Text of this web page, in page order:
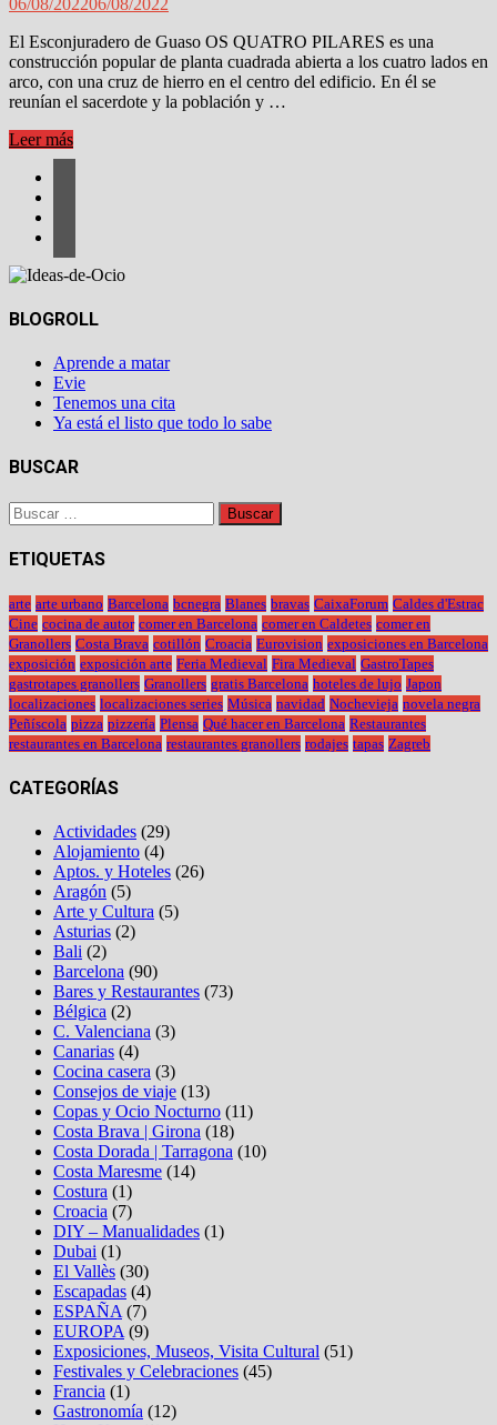
El Esconjuradero de Guaso OS QUATRO PILARES es una
construcción popular de planta cuadrada abierta a los cuatro lados en
arco, con una cruz de hierro en el centro del edificio. En él se
reunían el sacerdote y la población y …
ESCONJURADERO
GUASO
QUATRO
PILARES
Leer más
BLOGROLL
Aprende a matar
Evie
Tenemos una cita
Ya está el listo que todo lo sabe
BUSCAR
Buscar:
ETIQUETAS
arte arte urbano Barcelona bcnegra Blanes bravas CaixaForum Caldes d'Estrac
Cine cocina de autor comer en Barcelona comer en Caldetes comer en
Granollers Costa Brava cotillón Croacia Eurovision exposiciones en Barcelona
exposición exposición arte Feria Medieval Fira Medieval GastroTapes
gastrotapes granollers Granollers gratis Barcelona hoteles de lujo Japon
localizaciones localizaciones series Música navidad Nochevieja novela negra
Peñíscola pizza pizzería Plensa Qué hacer en Barcelona Restaurantes
restaurantes en Barcelona restaurantes granollers rodajes tapas Zagreb
CATEGORÍAS
Actividades (29)
Alojamiento (4)
Aptos. y Hoteles (26)
Aragón (5)
Arte y Cultura (5)
Asturias (2)
Bali (2)
Barcelona (90)
Bares y Restaurantes (73)
Bélgica (2)
C. Valenciana (3)
Canarias (4)
Cocina casera (3)
Consejos de viaje (13)
Copas y Ocio Nocturno (11)
Costa Brava | Girona (18)
Costa Dorada | Tarragona (10)
Costa Maresme (14)
Costura (1)
Croacia (7)
DIY – Manualidades (1)
Dubai (1)
El Vallès (30)
Escapadas (4)
ESPAÑA (7)
EUROPA (9)
Exposiciones, Museos, Visita Cultural (51)
Festivales y Celebraciones (45)
Francia (1)
Gastronomía (12)